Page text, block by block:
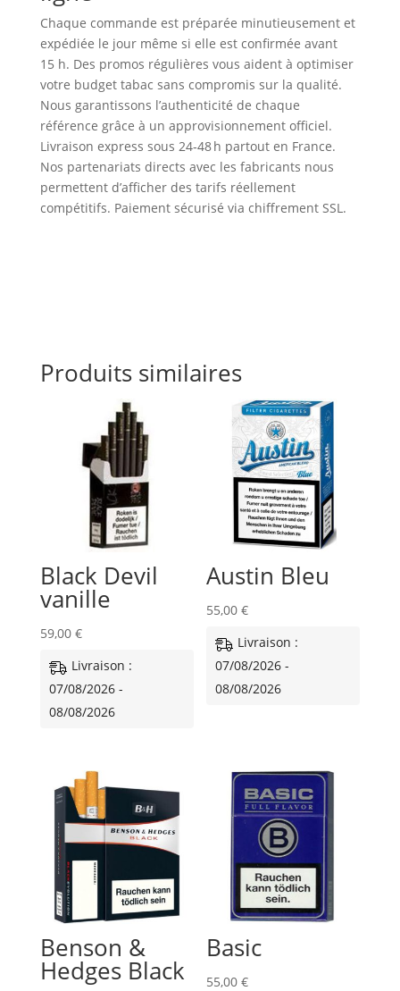
Chaque commande est préparée minutieusement et
expédiée le jour même si elle est confirmée avant
15 h. Des promos régulières vous aident à optimiser
votre budget tabac sans compromis sur la qualité.
Nous garantissons l’authenticité de chaque
référence grâce à un approvisionnement officiel.
Livraison express sous 24‑48 h partout en France.
Nos partenariats directs avec les fabricants nous
permettent d’afficher des tarifs réellement
compétitifs. Paiement sécurisé via chiffrement SSL.
Produits similaires
Black Devil
vanille
59,00 €
Livraison :
07/08/2026 -
08/08/2026
Austin Bleu
55,00€
Livraison :
07/08/2026 -
08/08/2026
Benson &
Hedges Black
Basic
55,00€